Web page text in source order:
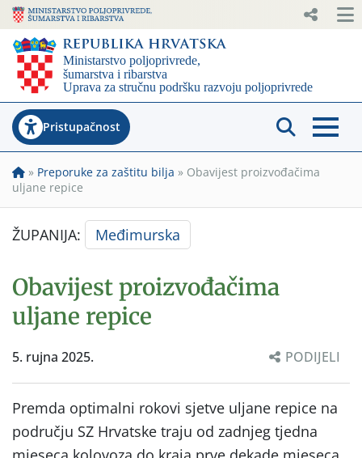
Pristupačnost
» Preporuke za zaštitu bilja » Obavijest proizvođačima
uljane repice
ŽUPANIJA: Međimurska
Obavijest proizvođačima
uljane repice
5. rujna 2025. PODIJELI
Premda optimalni rokovi sjetve uljane repice na
području SZ Hrvatske traju od zadnjeg tjedna